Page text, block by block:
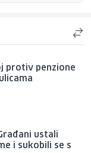
protiv penzione
ustali
i sukobili se s